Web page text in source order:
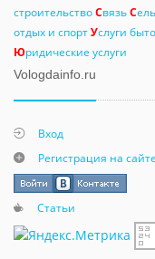
строительствоСвязьС
отдых и спортУслуги
Юридические услуги
Vologdainfo.ru
Вход
Регистрация на сайте
Статьи